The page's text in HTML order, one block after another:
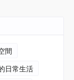
間
日常生活